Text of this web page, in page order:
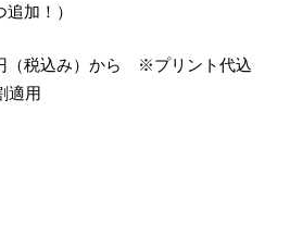
加！）
（税込み）から ※プリント代込
適用